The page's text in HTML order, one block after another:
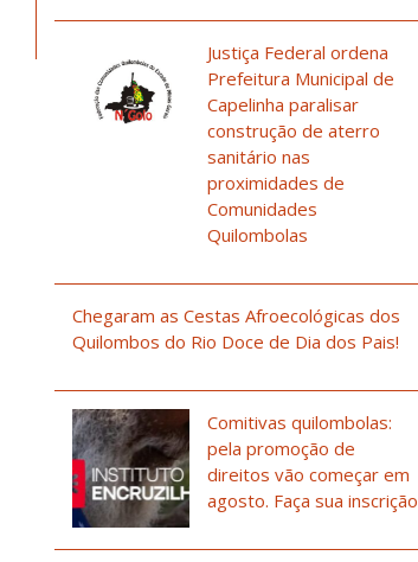
Justiça Federal ordena
Prefeitura Municipal de
Capelinha paralisar
construção de aterro
sanitário nas
proximidades de
Comunidades
Quilombolas
Chegaram as Cestas Afroecológicas dos
Quilombos do Rio Doce de Dia dos Pais!
Comitivas quilombolas:
pela promoção de
direitos vão começar em
agosto. Faça sua inscrição